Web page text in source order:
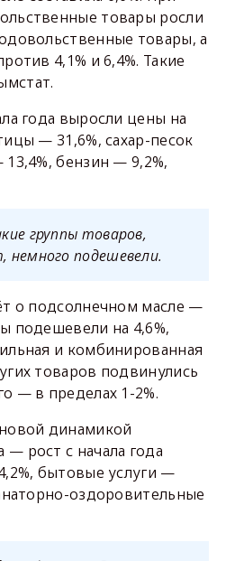
товары росли
товары, а
4,1% и 6,4%. Такие
года выросли цены на
— 31,6%, сахар-песок
бензин — 9,2%,
группы товаров,
подешевели.
о подсолнечном масле —
подешевели на 4,6%,
и комбинированная
товаров подвинулись
— в пределах 1-2%.
динамикой
рост с начала года
бытовые услуги —
оздоровительные